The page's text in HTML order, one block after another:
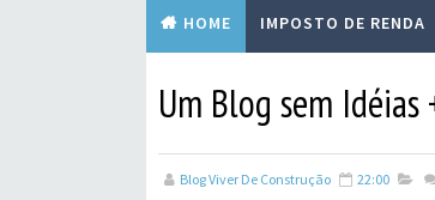
HOME IMPOSTO DE RENDA
Um Blog sem Idéias
Blog Viver De Construção 22:00